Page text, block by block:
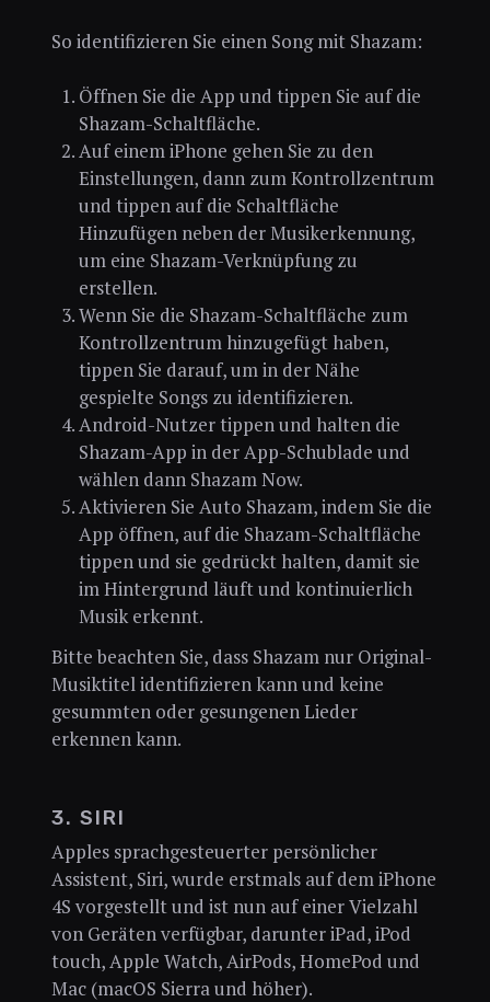
So identifizieren Sie einen Song mit Shazam:
Öffnen Sie die App und tippen Sie auf die
Shazam-Schaltfläche.
Auf einem iPhone gehen Sie zu den
Einstellungen, dann zum Kontrollzentrum
und tippen auf die Schaltfläche
Hinzufügen neben der Musikerkennung,
um eine Shazam-Verknüpfung zu
erstellen.
Wenn Sie die Shazam-Schaltfläche zum
Kontrollzentrum hinzugefügt haben,
tippen Sie darauf, um in der Nähe
gespielte Songs zu identifizieren.
Android-Nutzer tippen und halten die
Shazam-App in der App-Schublade und
wählen dann Shazam Now.
Aktivieren Sie Auto Shazam, indem Sie die
App öffnen, auf die Shazam-Schaltfläche
tippen und sie gedrückt halten, damit sie
im Hintergrund läuft und kontinuierlich
Musik erkennt.
Bitte beachten Sie, dass Shazam nur Original-
Musiktitel identifizieren kann und keine
gesummten oder gesungenen Lieder
erkennen kann.
3. SIRI
Apples sprachgesteuerter persönlicher
Assistent, Siri, wurde erstmals auf dem iPhone
4S vorgestellt und ist nun auf einer Vielzahl
von Geräten verfügbar, darunter iPad, iPod
touch, Apple Watch, AirPods, HomePod und
Mac (macOS Sierra und höher).